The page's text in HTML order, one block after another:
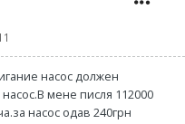
насос должен
мене писля 112000
насос одав 240грн